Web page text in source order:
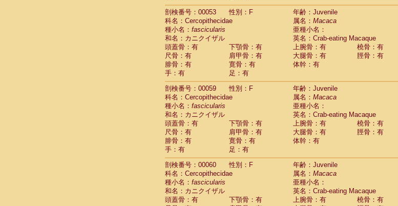
HylobatidaeHylobateshybrid(0)
HylobatidaeNomascus concolor(0)
HylobatidaeSymphalangus syndactylus(1)
Hominidae (0)
Hominidae
Hominidae Gorilla gorilla beringei(0)
Hominidae Gorilla gorilla gorilla(0)
Primates misc.(0)
Scandentia Dendrogale melanura
Scandentia Ptilocercus lowii
ScandentiaTupaia glis
Scandentia
Scandentia
剖検番号：00053
性別：F
年齢：Juvenile
科名：Cercopithecidae
属名： Macaca
種小名： fascicularis
亜種小名：
和名：カニクイザル
英名：Crab-eating Macaque
頭蓋骨：有
下顎骨：有 上腕骨：有
橈骨：有
尺骨：有
肩甲骨：有 大腿骨：有
脛骨：有
腓骨：有
寛骨：有
体幹：有
手：有
足：有
剖検番号：00059
性別：F
年齢：Juvenile
科名：Cercopithecidae
属名： Macaca
種小名： fascicularis
亜種小名：
和名：カニクイザル
英名：Crab-eating Macaque
頭蓋骨：有
下顎骨：有 上腕骨：有
橈骨：有
尺骨：有
肩甲骨：有 大腿骨：有
脛骨：有
腓骨：有
寛骨：有
体幹：有
手：有
足：有
剖検番号：00060
性別：F
年齢：Juvenile
科名：Cercopithecidae
属名： Macaca
種小名： fascicularis
亜種小名：
和名：カニクイザル
英名：Crab-eating Macaque
頭蓋骨：有
下顎骨：有 上腕骨：有
橈骨：有